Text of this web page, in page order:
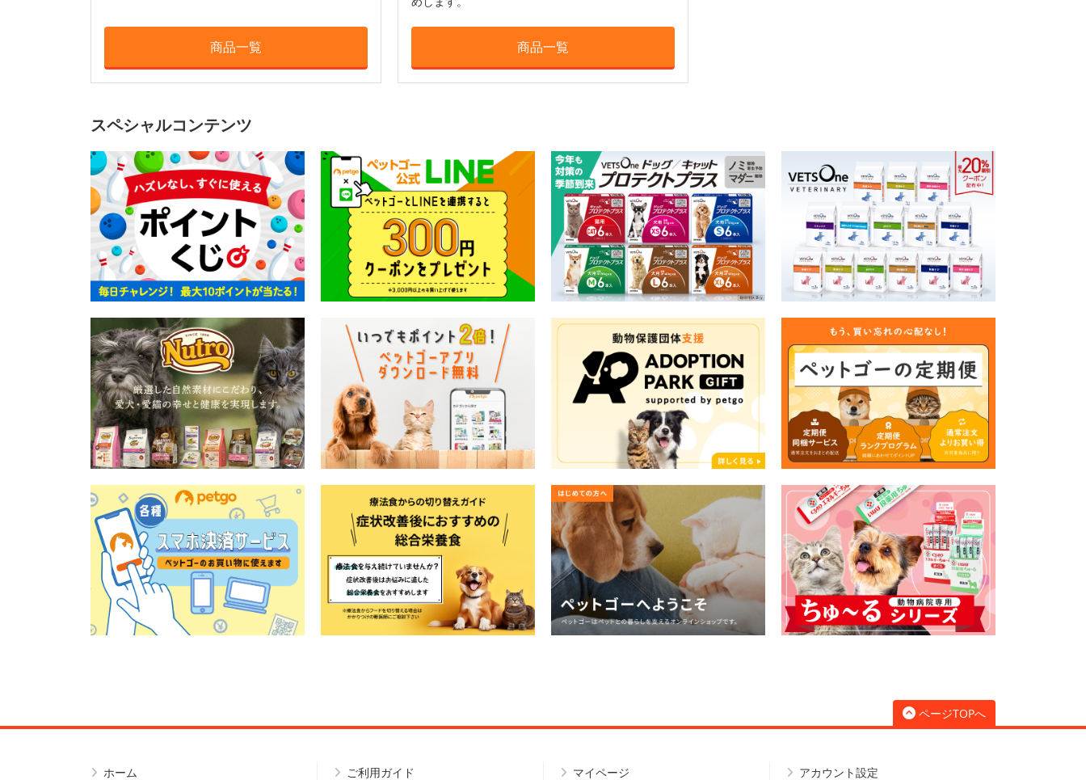
商品一覧 商品一覧
スペシャルコンテンツ
ページTOPへ
ホーム ご利用ガイド マイページ アカウント設定